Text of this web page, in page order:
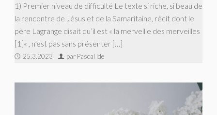
1) Premier niveau de difficulté Le texte si riche, si beau de
la rencontre de Jésus et de la Samaritaine, récit dont le
père Lagrange disait qu’il est « la merveille des merveilles
[1]« , n’est pas sans présenter […]
25.3.2023 par Pascal Ide